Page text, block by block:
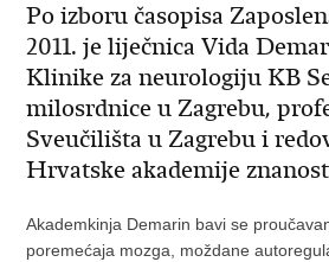
Po izboru časopisa
2011. je liječnica Vida
Klinike za neurologiju KB
milosrdnice u Zagrebu,
Sveučilišta u Zagrebu i
Hrvatske akademije
Akademkinja Demarin bavi se
poremećaja mozga, moždane